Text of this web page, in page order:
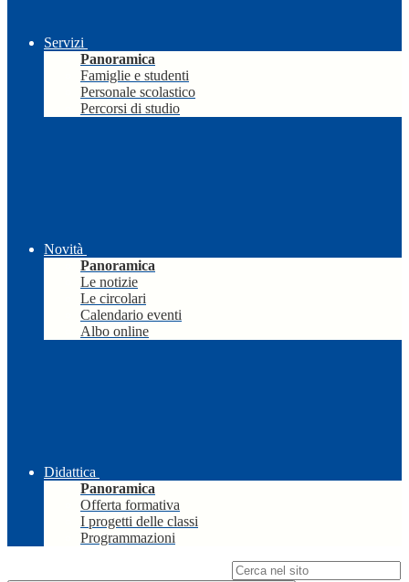
Servizi
Panoramica
Famiglie e studenti
Personale scolastico
Percorsi di studio
Novità
Panoramica
Le notizie
Le circolari
Calendario eventi
Albo online
Didattica
Panoramica
Offerta formativa
I progetti delle classi
Programmazioni